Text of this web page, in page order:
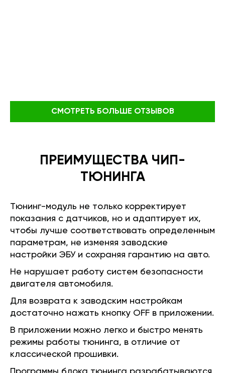
СМОТРЕТЬ БОЛЬШЕ ОТЗЫВОВ
ПРЕИМУЩЕСТВА ЧИП-
ТЮНИНГА
Тюнинг-модуль не только корректирует
показания с датчиков, но и адаптирует их,
чтобы лучше соответствовать определенным
параметрам, не изменяя заводские
настройки ЭБУ и сохраняя гарантию на авто.
Не нарушает работу систем безопасности
двигателя автомобиля.
Для возврата к заводским настройкам
достаточно нажать кнопку OFF в приложении.
В приложении можно легко и быстро менять
режимы работы тюнинга, в отличие от
классической прошивки.